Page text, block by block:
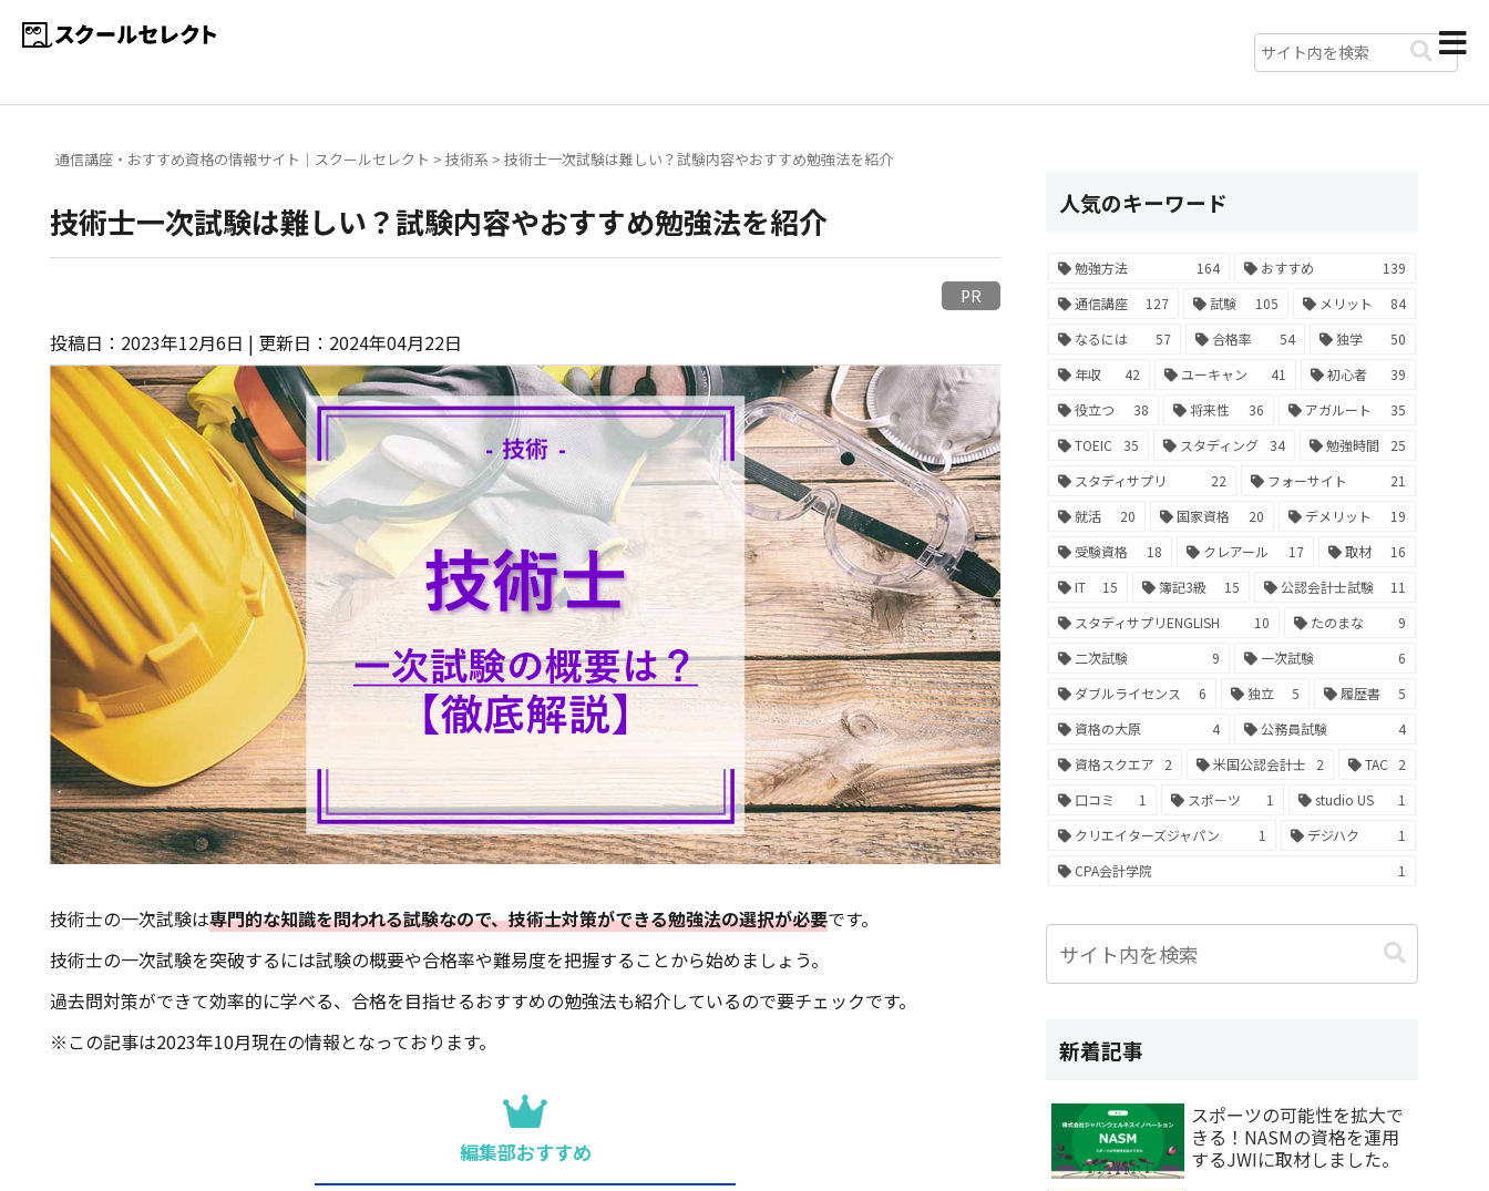
通信講座・おすすめ資格の情報サイト｜スクールセレクト >技術系 >技術士一次試験は難しい？試験内容やおすすめ勉強法を紹介
技術士一次試験は難しい？試験内容やおすすめ勉強法を紹介
PR
投稿日：2023年12月6日 | 更新日：2024年04月22日
技術士の一次試験は専門的な知識を問われる試験なので、技術士対策ができる勉強法の選択が必要です。
技術士の一次試験を突破するには試験の概要や合格率や難易度を把握することから始めましょう。
過去問対策ができて効率的に学べる、合格を目指せるおすすめの勉強法も紹介しているので要チェックです。
※この記事は2023年10月現在の情報となっております。
編集部おすすめ
人気のキーワード
勉強方法 164 おすすめ
139
通信講座
127 試験 105 メリット
84
なるには
57 合格率 54 独学
50
年収
42 ユーキャン 41 初心者
39
役立つ
38 将来性 36 アガルート
35
TOEIC
35 スタディング 34 勉強時間
25
スタディサプリ
22 フォーサイト
21
就活
20 国家資格 20 デメリット
19
受験資格
18 クレアール 17 取材
16
IT
15 簿記3級 15 公認会計士試験
11
スタディサプリENGLISH
10 たのまな
9
二次試験
9 一次試験
6
ダブルライセンス
6 独立 5 履歴書
5
資格の大原
4 公務員試験
4
資格スクエア
2 米国公認会計士 2 TAC
2
口コミ
1 スポーツ 1 studio US
1
クリエイターズジャパン
1 デジハク
1
CPA会計学院
1
新着記事
スポーツの可能性を拡大で
きる！NASMの資格を運用
するJWIに取材しました。